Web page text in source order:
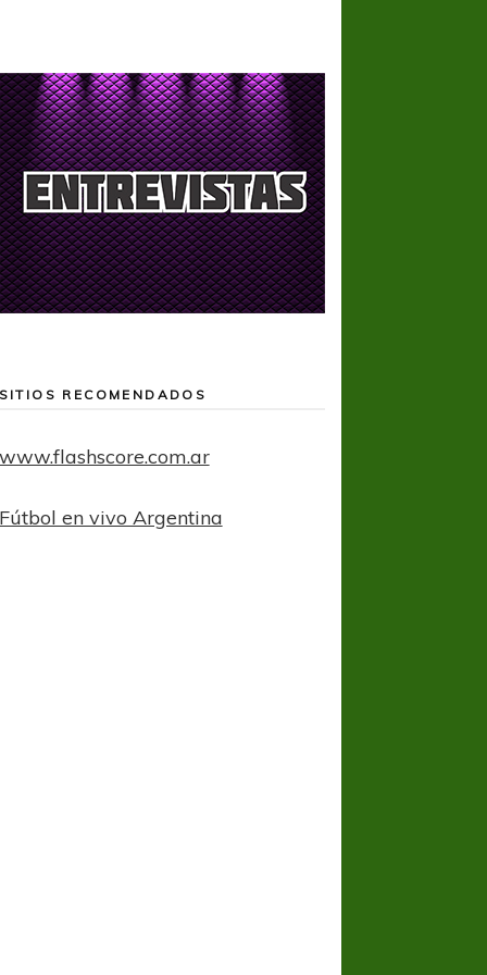
SITIOS RECOMENDADOS
www.flashscore.com.ar
Fútbol en vivo Argentina